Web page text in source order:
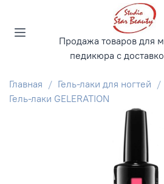
Продажа товаров для
педикюра с
Главная
Гель-лаки для ногтей
Гель-лаки GELERATION